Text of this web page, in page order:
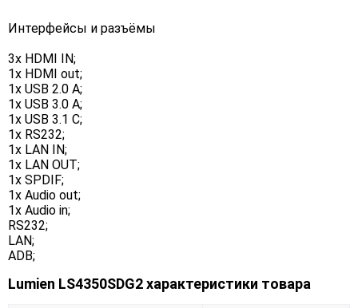
Интерфейсы и разъёмы
3x HDMI IN;
1x HDMI out;
1x USB 2.0 A;
1x USB 3.0 A;
1x USB 3.1 C;
1x RS232;
1x LAN IN;
1x LAN OUT;
1x SPDIF;
1x Audio out;
1x Audio in;
RS232;
LAN;
ADB;
Lumien LS4350SDG2 характеристики товара